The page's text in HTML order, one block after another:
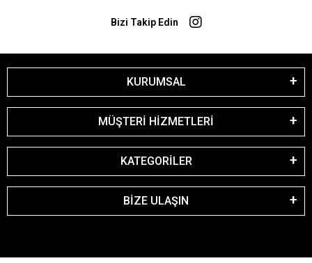
Bizi Takip Edin
KURUMSAL
MÜŞTERİ HİZMETLERİ
KATEGORİLER
BİZE ULAŞIN